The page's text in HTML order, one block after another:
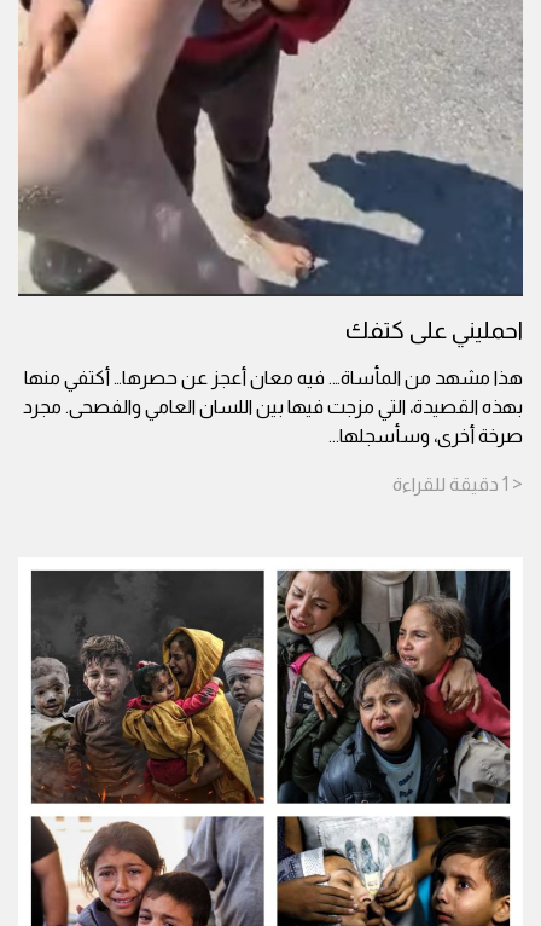
احمليني على كتفك
هذا مشهد من المأساة…. فيه معان أعجز عن حصرها… أكتفي منها
بهذه القصيدة، التي مزجت فيها بين اللسان العامي والفصحى. مجرد
صرخة أخرى، وسأسجلها...
< 1 دقيقة للقراءة